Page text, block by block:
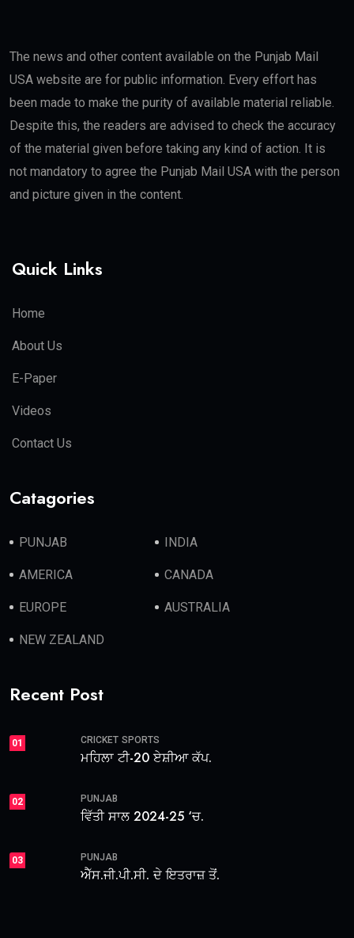
The news and other content available on the Punjab Mail
USA website are for public information. Every effort has
been made to make the purity of available material reliable.
Despite this, the readers are advised to check the accuracy
of the material given before taking any kind of action. It is
not mandatory to agree the Punjab Mail USA with the person
and picture given in the content.
Quick Links
Home
About Us
E-Paper
Videos
Contact Us
Catagories
PUNJAB INDIA
AMERICA CANADA
EUROPE AUSTRALIA
NEW ZEALAND
Recent Post
01 CRICKET SPORTS
ਮਹਿਲਾ ਟੀ-20 ਏਸ਼ੀਆ ਕੱਪ.
02 PUNJAB
ਵਿੱਤੀ ਸਾਲ 2024-25 ‘ਚ.
03 PUNJAB
ਐੱਸ.ਜੀ.ਪੀ.ਸੀ. ਦੇ ਇਤਰਾਜ਼ ਤੋਂ.